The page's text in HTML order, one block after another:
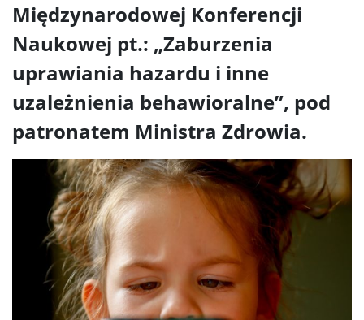
Międzynarodowej Konferencji
Naukowej pt.: „Zaburzenia
uprawiania hazardu i inne
uzależnienia behawioralne”, pod
patronatem Ministra Zdrowia.